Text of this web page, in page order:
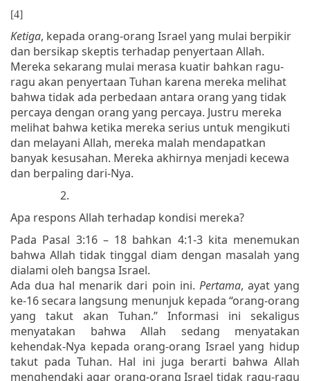
[4]
Ketiga, kepada orang-orang Israel yang mulai berpikir
dan bersikap skeptis terhadap penyertaan Allah.
Mereka sekarang mulai merasa kuatir bahkan ragu-
ragu akan penyertaan Tuhan karena mereka melihat
bahwa tidak ada perbedaan antara orang yang tidak
percaya dengan orang yang percaya. Justru mereka
melihat bahwa ketika mereka serius untuk mengikuti
dan melayani Allah, mereka malah mendapatkan
banyak kesusahan. Mereka akhirnya menjadi kecewa
dan berpaling dari-Nya.
2.
Apa respons Allah terhadap kondisi mereka?
Pada Pasal 3:16 – 18 bahkan 4:1-3 kita menemukan
bahwa Allah tidak tinggal diam dengan masalah yang
dialami oleh bangsa Israel.
Ada dua hal menarik dari poin ini. Pertama, ayat yang
ke-16 secara langsung menunjuk kepada “orang-orang
yang takut akan Tuhan.” Informasi ini sekaligus
menyatakan bahwa Allah sedang menyatakan
kehendak-Nya kepada orang-orang Israel yang hidup
takut pada Tuhan. Hal ini juga berarti bahwa Allah
menghendaki agar orang-orang Israel tidak ragu-ragu